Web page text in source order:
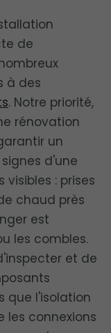
de
à des
. Notre priorité,
rénovation
un
d'une
: prises
chaud près
est
les combles.
et de
que l'isolation
les connexions